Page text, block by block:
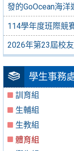
發的GoOcean海
114學年度班際競
2026年第23屆校
學生事務
訓育組
生輔組
生教組
體育組